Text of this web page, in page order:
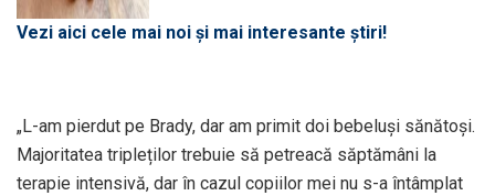
Vezi aici cele mai noi și mai interesante știri!
„L-am pierdut pe Brady, dar am primit doi bebeluși sănătoși.
Majoritatea tripleților trebuie să petreacă săptămâni la
terapie intensivă, dar în cazul copiilor mei nu s-a întâmplat